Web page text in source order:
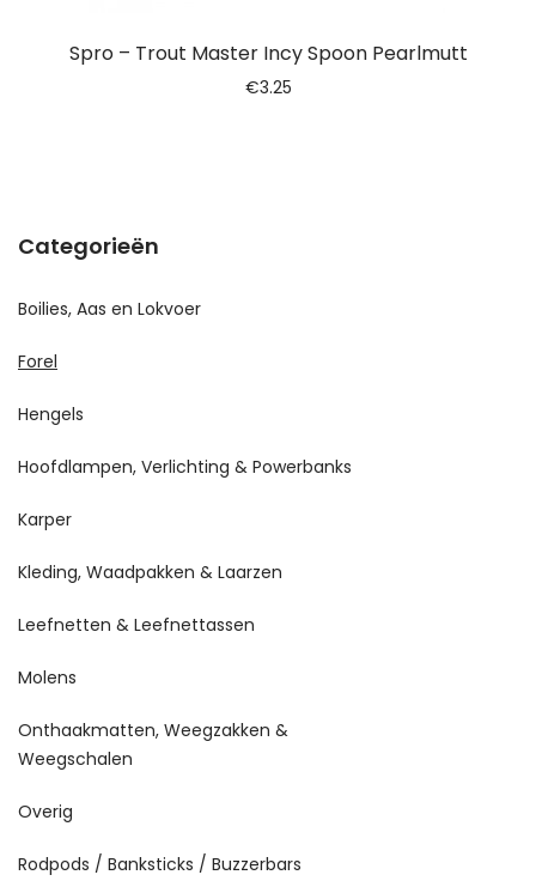
Spro – Trout Master Incy Spoon Pearlmutt
€3.25
Categorieën
Boilies, Aas en Lokvoer
Forel
Hengels
Hoofdlampen, Verlichting & Powerbanks
Karper
Kleding, Waadpakken & Laarzen
Leefnetten & Leefnettassen
Molens
Onthaakmatten, Weegzakken &
Weegschalen
Overig
Rodpods / Banksticks / Buzzerbars